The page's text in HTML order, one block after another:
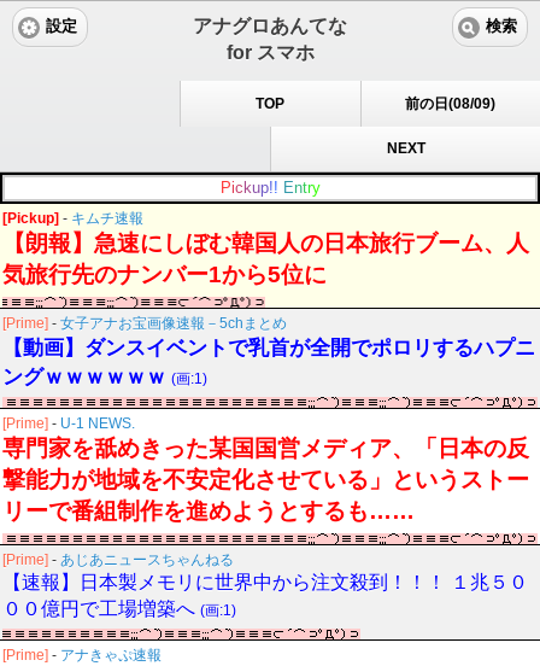
アナグロあんてな
for スマホ
設定 検索
TOP 前の日(08/09)
NEXT
Pic kup!! Entry
[Pickup] - キムチ速報
【朗報】急速にしぼむ韓国人の日本旅行ブーム、人
気旅行先のナンバー1から5位に
[Prime] - 女子アナお宝画像速報－5chまとめ
【動画】ダンスイベントで乳首が全開でポロリするハプニ
ングｗｗｗｗｗｗ (画:1)
[Prime] - U-1 NEWS.
専門家を舐めきった某国国営メディア、「日本の反
撃能力が地域を不安定化させている」というストー
リーで番組制作を進めようとするも……
[Prime] - あじあニュースちゃんねる
【速報】日本製メモリに世界中から注文殺到！！！ １兆５０
００億円で工場増築へ (画:1)
[Prime] - アナきゃぷ速報